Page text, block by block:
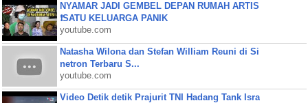
NYAMAR JADI GEMBEL DEPAN RUMAH ARTIS
❗SATU KELUARGA PANIK
youtube.com
Natasha Wilona dan Stefan William Reuni di Si
netron Terbaru S...
youtube.com
Video Detik detik Prajurit TNI Hadang Tank Isra